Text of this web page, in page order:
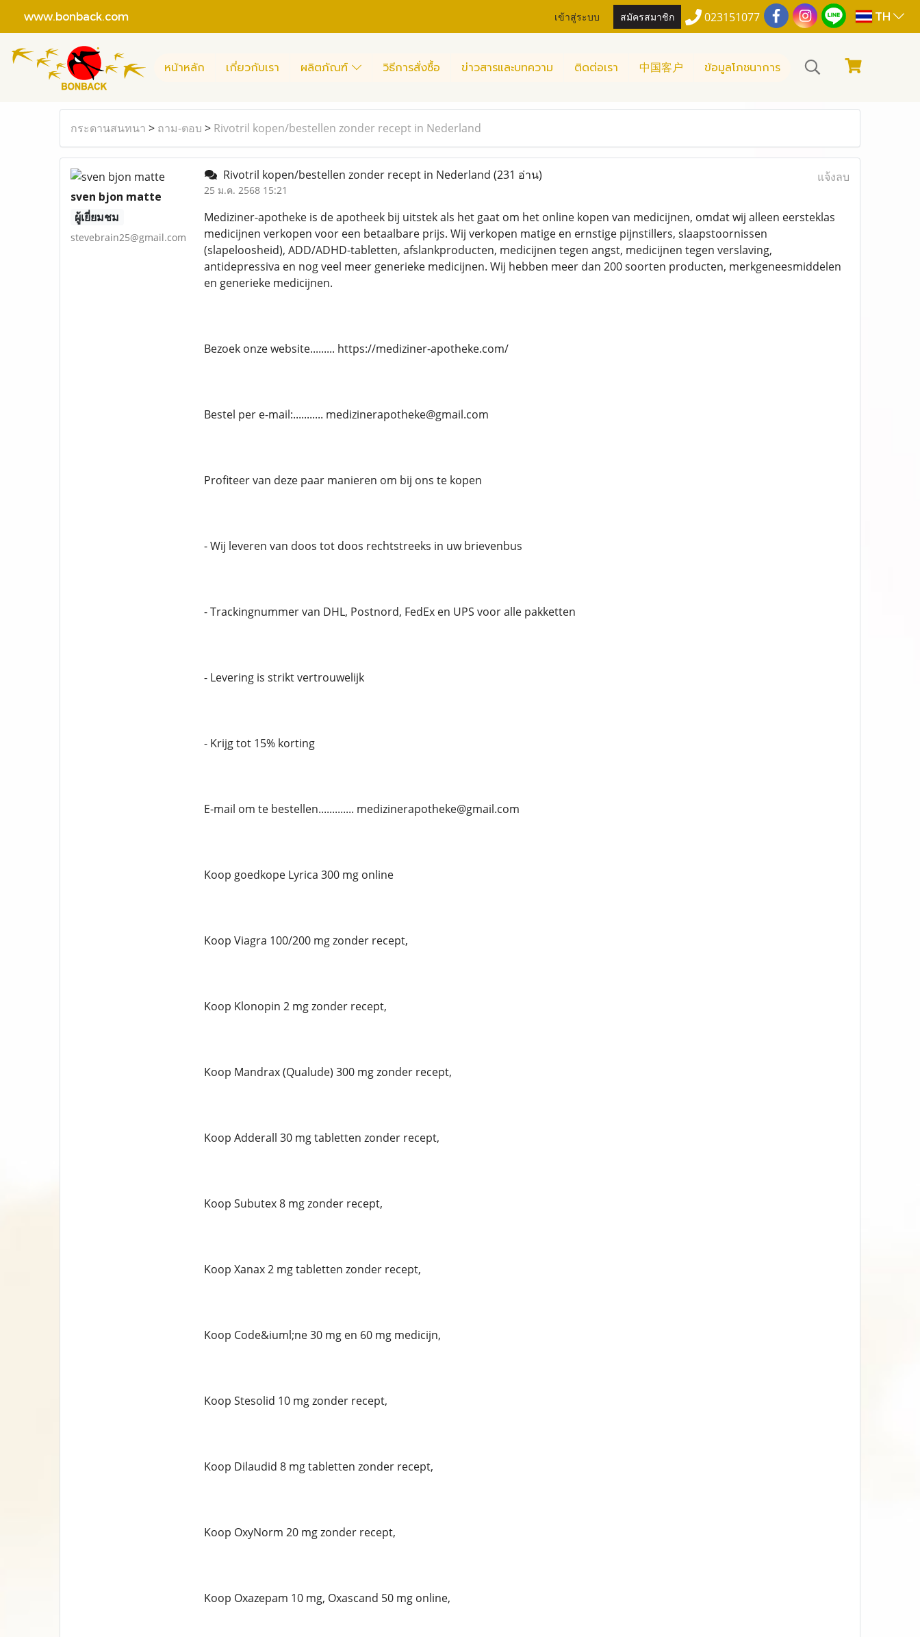
www.bonback.com เข้าสู่ระบบ สมัครสมาชิก 023151077 TH
หน้าหลัก เกี่ยวกับเรา ผลิตภัณฑ์ วิธีการสั่งซื้อ ข่าวสารและบทความ ติดต่อเรา 中国客户 ข้อมูลโภชนาการ
กระดานสนทนา > ถาม-ตอบ > Rivotril kopen/bestellen zonder recept in Nederland
sven bjon matte
ผู้เยี่ยมชม
stevebrain25@gmail.com
Rivotril kopen/bestellen zonder recept in Nederland (231 อ่าน)
25 ม.ค. 2568 15:21
แจ้งลบ
Mediziner-apotheke is de apotheek bij uitstek als het gaat om het online kopen van medicijnen, omdat wij alleen eersteklas
medicijnen verkopen voor een betaalbare prijs. Wij verkopen matige en ernstige pijnstillers, slaapstoornissen
(slapeloosheid), ADD/ADHD-tabletten, afslankproducten, medicijnen tegen angst, medicijnen tegen verslaving,
antidepressiva en nog veel meer generieke medicijnen. Wij hebben meer dan 200 soorten producten, merkgeneesmiddelen
en generieke medicijnen.
Bezoek onze website......... https://mediziner-apotheke.com/
Bestel per e-mail:........... medizinerapotheke@gmail.com
Profiteer van deze paar manieren om bij ons te kopen
- Wij leveren van doos tot doos rechtstreeks in uw brievenbus
- Trackingnummer van DHL, Postnord, FedEx en UPS voor alle pakketten
- Levering is strikt vertrouwelijk
- Krijg tot 15% korting
E-mail om te bestellen............. medizinerapotheke@gmail.com
Koop goedkope Lyrica 300 mg online
Koop Viagra 100/200 mg zonder recept,
Koop Klonopin 2 mg zonder recept,
Koop Mandrax (Qualude) 300 mg zonder recept,
Koop Adderall 30 mg tabletten zonder recept,
Koop Subutex 8 mg zonder recept,
Koop Xanax 2 mg tabletten zonder recept,
Koop Code&iuml;ne 30 mg en 60 mg medicijn,
Koop Stesolid 10 mg zonder recept,
Koop Dilaudid 8 mg tabletten zonder recept,
Koop OxyNorm 20 mg zonder recept,
Koop Oxazepam 10 mg, Oxascand 50 mg online,